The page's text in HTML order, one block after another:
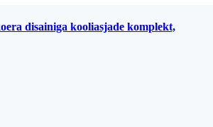
disainiga kooliasjade komplekt,